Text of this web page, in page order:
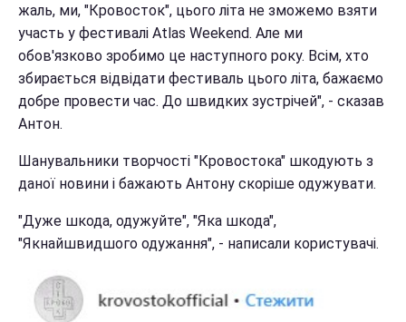
жаль, ми, "Кровосток", цього літа не зможемо взяти
участь у фестивалі Atlas Weekend. Але ми
обов'язково зробимо це наступного року. Всім, хто
збирається відвідати фестиваль цього літа, бажаємо
добре провести час. До швидких зустрічей", - сказав
Антон.
Шанувальники творчості "Кровостока" шкодують з
даної новини і бажають Антону скоріше одужувати.
"Дуже шкода, одужуйте", "Яка шкода",
"Якнайшвидшого одужання", - написали користувачі.